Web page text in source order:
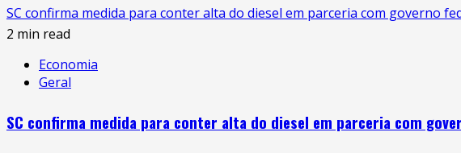
SC confirma medida para conter alta do diesel em parceria com governo
2 min read
Economia
Geral
SC confirma medida para conter alta do diesel em parceria com